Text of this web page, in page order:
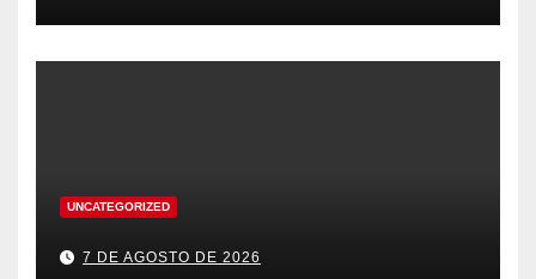
UNCATEGORIZED
7 DE AGOSTO DE 2026